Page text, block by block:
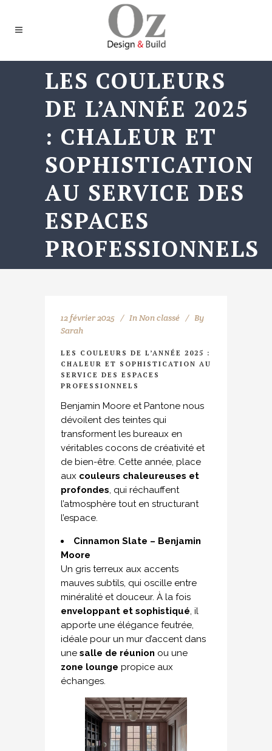
LES COULEURS
DE L’ANNÉE 2025
: CHALEUR ET
SOPHISTICATION
AU SERVICE DES
ESPACES
PROFESSIONNELS
12 février 2025 InNon classé
By
Sarah
LES COULEURS DE L’ANNÉE 2025 :
CHALEUR ET SOPHISTICATION AU
SERVICE DES ESPACES
PROFESSIONNELS
Benjamin Moore et Pantone nous
dévoilent des teintes qui
transforment les bureaux en
véritables cocons de créativité et
de bien-être. Cette année, place
aux couleurs chaleureuses et
profondes, qui réchauffent
l’atmosphère tout en structurant
l’espace.
Cinnamon Slate – Benjamin
Moore
Un gris terreux aux accents
mauves subtils, qui oscille entre
minéralité et douceur. À la fois
enveloppant et sophistiqué, il
apporte une élégance feutrée,
idéale pour un mur d’accent dans
une salle de réunion ou une
zone lounge propice aux
échanges.